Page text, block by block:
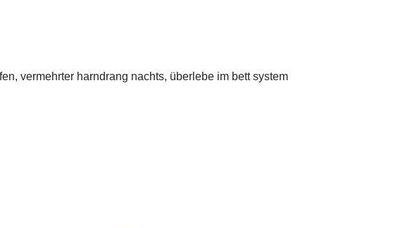
vermehrter harndrang nachts, überlebe im bett system